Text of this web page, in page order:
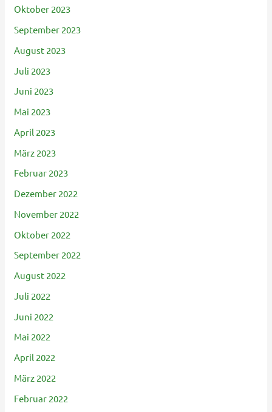
Oktober 2023
September 2023
August 2023
Juli 2023
Juni 2023
Mai 2023
April 2023
März 2023
Februar 2023
Dezember 2022
November 2022
Oktober 2022
September 2022
August 2022
Juli 2022
Juni 2022
Mai 2022
April 2022
März 2022
Februar 2022